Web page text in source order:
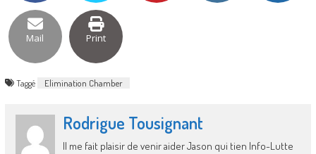
Mail Print
Taggé Elimination Chamber
Rodrigue Tousignant
Il me fait plaisir de venir aider Jason qui tien Info-Lutte